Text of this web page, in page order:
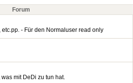
Forum
- Für den Normaluser read only
mit DeDi zu tun hat.